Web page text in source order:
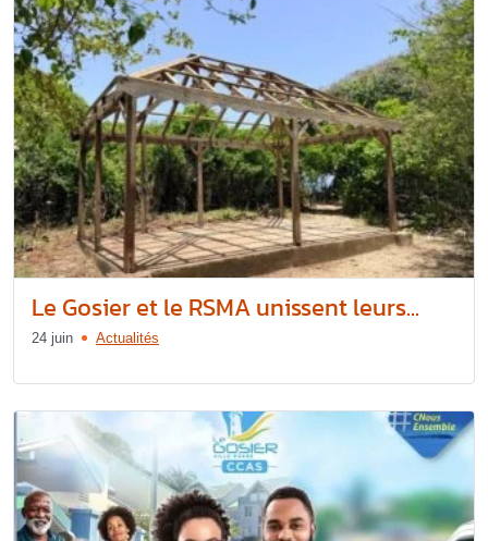
Le Gosier et le RSMA unissent leurs...
24 juin Actualités